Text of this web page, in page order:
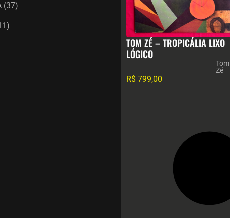
(37)
TOM ZÉ – TROPICÁLIA LIXO
LÓGICO
Tom
Zé
R$ 799,00